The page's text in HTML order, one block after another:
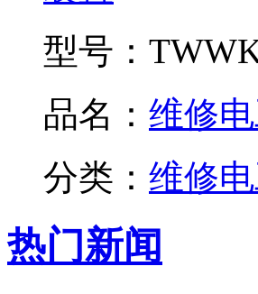
型号：
品名： 维修
分类： 维修
热门新闻